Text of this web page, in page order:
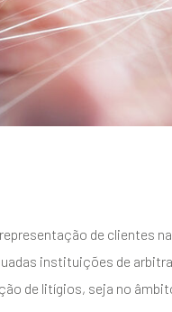
de clientes
instituições de
de litígios, seja no